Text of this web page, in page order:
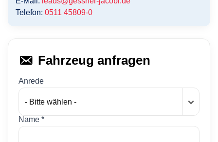
Telefon: 0511 45809-0
Fahrzeug anfragen
Anrede
- Bitte wählen -
Name *